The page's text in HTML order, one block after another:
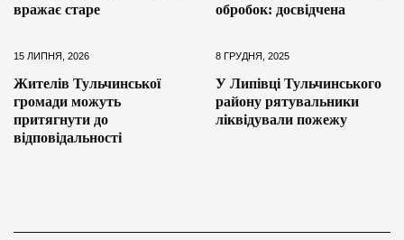
вражає старе
обробок: досвідчена
15 ЛИПНЯ, 2026
Жителів Тульчинської
громади можуть
притягнути до
відповідальності
8 ГРУДНЯ, 2025
У Липівці Тульчинського
району рятувальники
ліквідували пожежу